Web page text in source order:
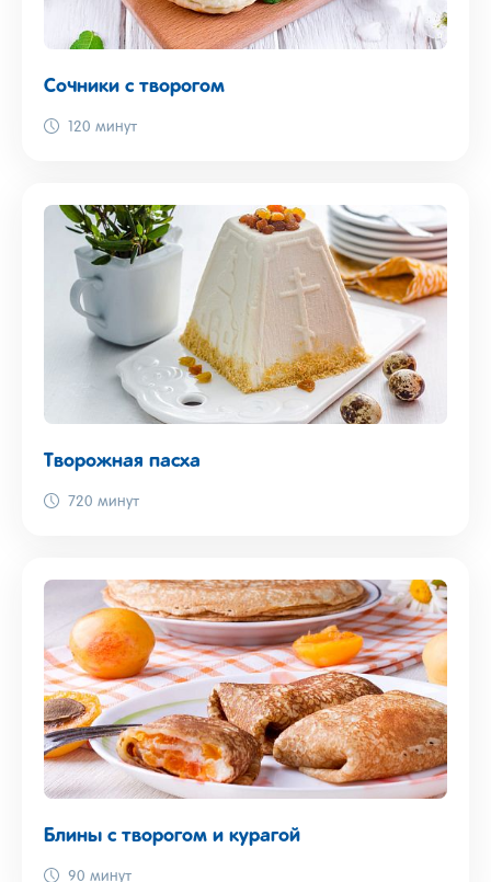
Сочники с творогом
120 минут
Творожная пасха
720 минут
Блины с творогом и курагой
90 минут